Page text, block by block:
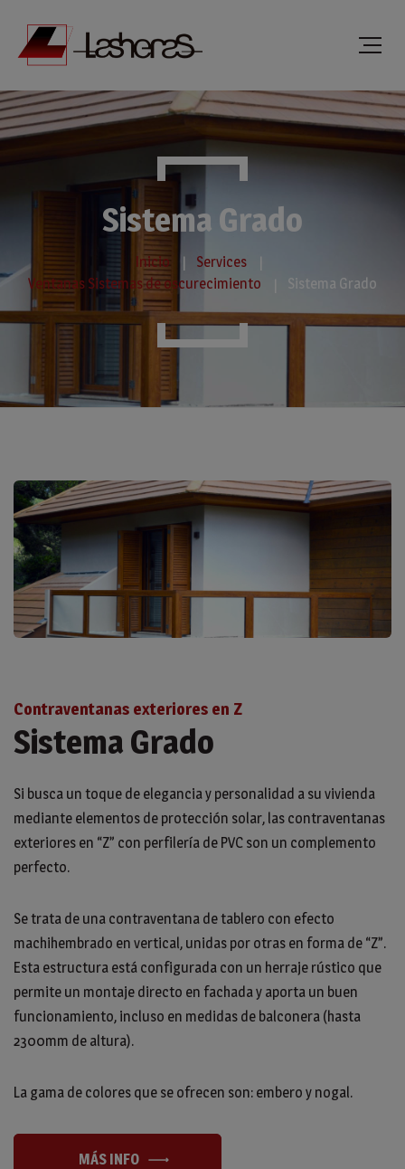
Sistema Grado
Inicio
Services
Ventanas Sistemas de oscurecimiento
Sistema Grado
Contraventanas exteriores en Z
Sistema Grado
Si busca un toque de elegancia y personalidad a su vivienda
mediante elementos de protección solar, las contraventanas
exteriores en “Z” con perfilería de PVC son un complemento
perfecto.
Se trata de una contraventana de tablero con efecto
machihembrado en vertical, unidas por otras en forma de “Z”.
Esta estructura está configurada con un herraje rústico que
permite un montaje directo en fachada y aporta un buen
funcionamiento, incluso en medidas de balconera (hasta
2300mm de altura).
La gama de colores que se ofrecen son: embero y nogal.
MÁS INFO